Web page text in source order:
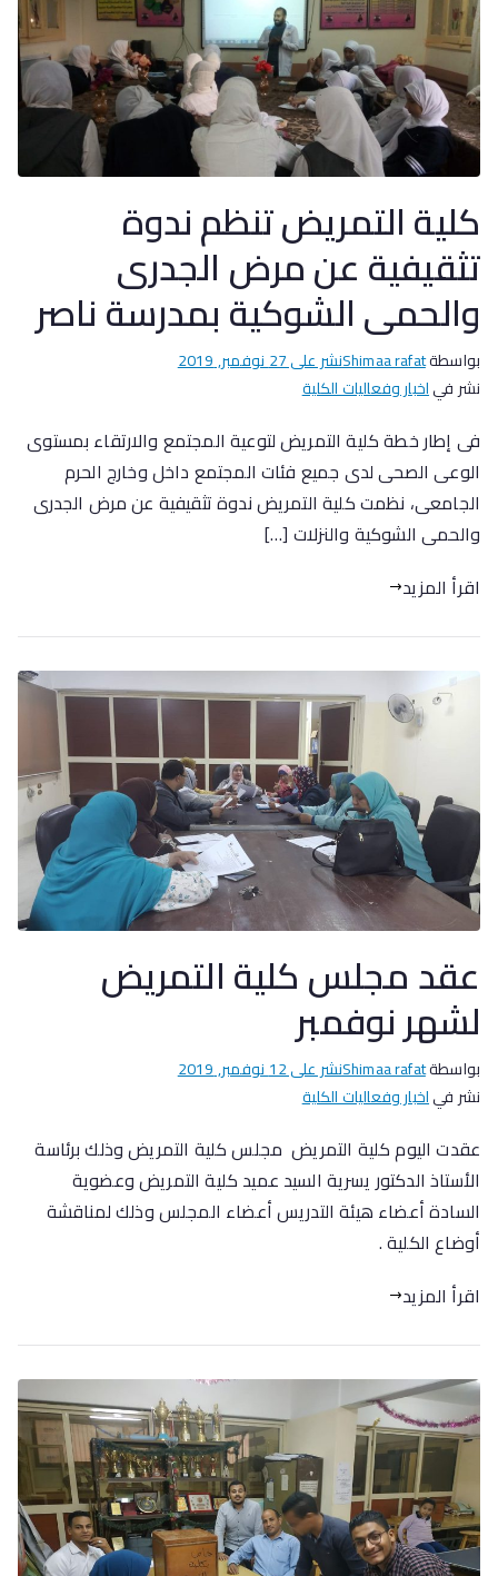
كلية التمريض تنظم ندوة
تثقيفية عن مرض الجدرى
والحمى الشوكية بمدرسة ناصر
بواسطةShimaa rafatنشر على27 نوفمبر, 2019
نشر فياخبار وفعاليات الكلية
فى إطار خطة كلية التمريض لتوعية المجتمع والارتقاء بمستوى
الوعى الصحى لدى جميع فئات المجتمع داخل وخارج الحرم
الجامعى، نظمت كلية التمريض ندوة تثقيفية عن مرض الجدرى
والحمى الشوكية والنزلات […]
اقرأ المزيد
عقد مجلس كلية التمريض
لشهر نوفمبر
بواسطةShimaa rafatنشر على12 نوفمبر, 2019
نشر فياخبار وفعاليات الكلية
عقدت اليوم كلية التمريض مجلس كلية التمريض وذلك برئاسة
الأستاذ الدكتور يسرية السيد عميد كلية التمريض وعضوية
السادة أعضاء هيئة التدريس أعضاء المجلس وذلك لمناقشة
أوضاع الكلية .
اقرأ المزيد